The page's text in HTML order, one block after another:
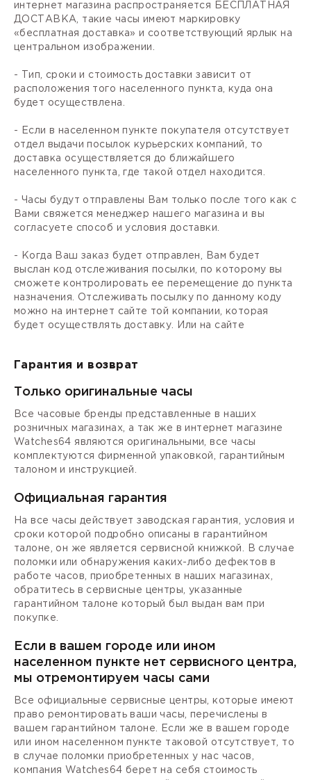
интернет магазина распространяется БЕСПЛАТНАЯ
ДОСТАВКА, такие часы имеют маркировку
«бесплатная доставка» и соответствующий ярлык на
центральном изображении.
- Тип, сроки и стоимость доставки зависит от
расположения того населенного пункта, куда она
будет осуществлена.
- Если в населенном пункте покупателя отсутствует
отдел выдачи посылок курьерских компаний, то
доставка осуществляется до ближайшего
населенного пункта, где такой отдел находится.
- Часы будут отправлены Вам только после того как с
Вами свяжется менеджер нашего магазина и вы
согласуете способ и условия доставки.
- Когда Ваш заказ будет отправлен, Вам будет
выслан код отслеживания посылки, по которому вы
сможете контролировать ее перемещение до пункта
назначения. Отслеживать посылку по данному коду
можно на интернет сайте той компании, которая
будет осуществлять доставку. Или на сайте
Гарантия и возврат
Только оригинальные часы
Все часовые бренды представленные в наших
розничных магазинах, а так же в интернет магазине
Watches64 являются оригинальными, все часы
комплектуются фирменной упаковкой, гарантийным
талоном и инструкцией.
Официальная гарантия
На все часы действует заводская гарантия, условия и
сроки которой подробно описаны в гарантийном
талоне, он же является сервисной книжкой. В случае
поломки или обнаружения каких-либо дефектов в
работе часов, приобретенных в наших магазинах,
обратитесь в сервисные центры, указанные
гарантийном талоне который был выдан вам при
покупке.
Если в вашем городе или ином
населенном пункте нет сервисного центра,
мы отремонтируем часы сами
Все официальные сервисные центры, которые имеют
право ремонтировать ваши часы, перечислены в
вашем гарантийном талоне. Если же в вашем городе
или ином населенном пункте таковой отсутствует, то
в случае поломки приобретенных у нас часов,
компания Watches64 берет на себя стоимость